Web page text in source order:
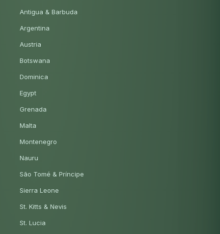
Antigua & Barbuda
Argentina
Austria
Botswana
Dominica
Egypt
Grenada
Malta
Montenegro
Nauru
São Tomé & Príncipe
Sierra Leone
St. Kitts & Nevis
St. Lucia